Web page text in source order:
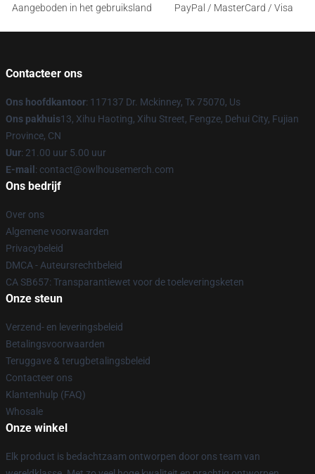
Aangeboden in het gebruiksland
PayPal / MasterCard / Visa
Contacteer ons
Ons hoofdkantoor: 117137 Dr. Mckinney, Tx 75070, Us
Ons pakhuis13, Xihu Haoting, Xihu Street, Fengze, Dehui City, Fujian
Province, CN
Uur: 21.00 uur 5.00 uur
E-mail : contact@owlhousemerch.com
Ons bedrijf
Over ons
Algemene voorwaarden
Privacybeleid
DMCA - Auteursrechtbeleid
CA SB657: Transparantiewet voor de toeleveringsketen
Onze steun
Verzend- en leveringsbeleid
Betalingsvoorwaarden
Teruggave & terugbetalingsbeleid
Contacteer ons
Klantenhulp (FAQ)
Whosale
Onze winkel
Elk product is bedachtzaam ontworpen door ons team van